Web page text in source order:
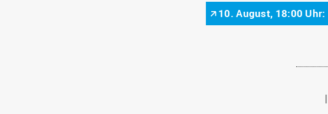
10. August, 18:00